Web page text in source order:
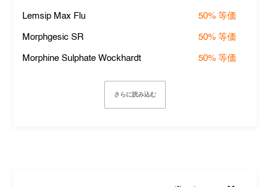
Lemsip Max Flu 50% 等価
Morphgesic SR 50% 等価
Morphine Sulphate Wockhardt 50% 等価
さらに読み込む